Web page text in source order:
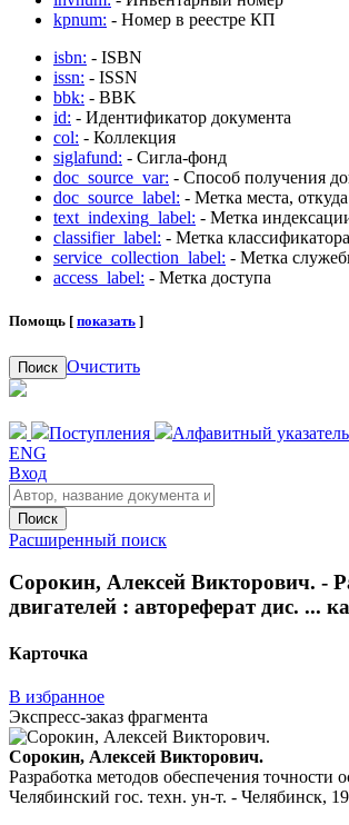
kpnum: - Номер в реестре КП
isbn: - ISBN
issn: - ISSN
bbk: - BBK
id: - Идентификатор документа
col: - Коллекция
siglafund: - Сигла-фонд
doc_source_var: - Способ получения
doc_source_label: - Метка места,
text_indexing_label: - Метка
classifier_label: - Метка классификатора
service_collection_label: - Метка
access_label: - Метка доступа
Помощь [ показать ]
Поиск Очистить
Поступления Алфавитный указатель
ENG
Вход
Поиск
Расширенный поиск
Сорокин, Алексей Викторович. -
двигателей : автореферат дис. ...
Карточка
В избранное
Экспресс-заказ фрагмента
Сорокин, Алексей Викторович.
Разработка методов обеспечения
Челябинский гос. техн. ун-т. - Челябинск,